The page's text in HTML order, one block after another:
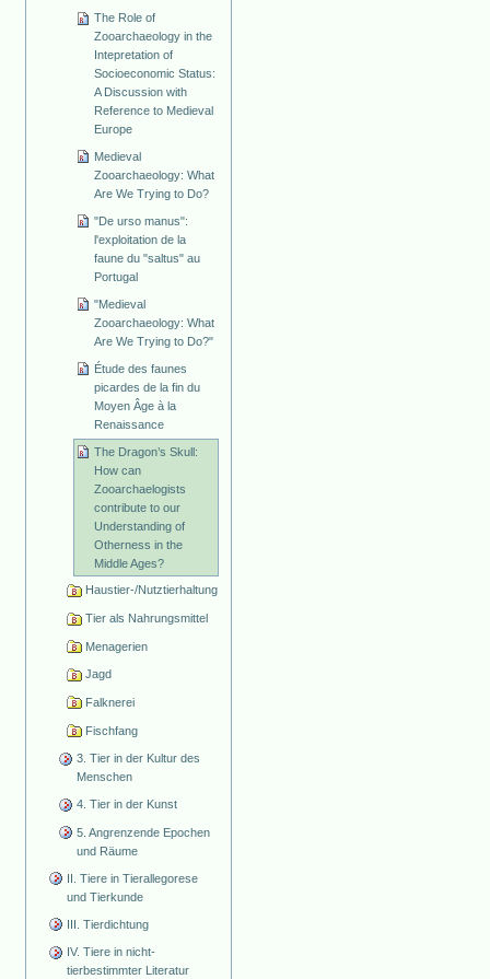
The Role of
Zooarchaeology in the
Intepretation of
Socioeconomic Status:
A Discussion with
Reference to Medieval
Europe
Medieval
Zooarchaeology: What
Are We Trying to Do?
"De urso manus":
l'exploitation de la
faune du "saltus" au
Portugal
"Medieval
Zooarchaeology: What
Are We Trying to Do?"
Étude des faunes
picardes de la fin du
Moyen Âge à la
Renaissance
The Dragon’s Skull:
How can
Zooarchaelogists
contribute to our
Understanding of
Otherness in the
Middle Ages?
Haustier-/Nutztierhaltung
Tier als Nahrungsmittel
Menagerien
Jagd
Falknerei
Fischfang
3. Tier in der Kultur des
Menschen
4. Tier in der Kunst
5. Angrenzende Epochen
und Räume
II. Tiere in Tierallegorese
und Tierkunde
III. Tierdichtung
IV. Tiere in nicht-
tierbestimmter Literatur